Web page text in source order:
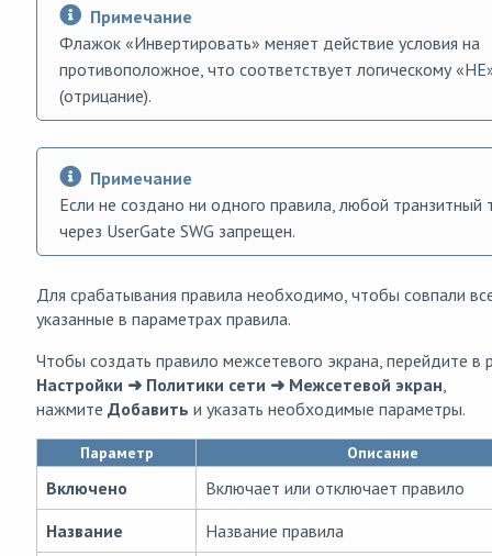
Примечание
Флажок «Инвертировать» меняет действие условия на
противоположное, что соответствует логическому
(отрицание).
Примечание
Если не создано ни одного правила, любой транзитный
через UserGate SWG запрещен.
Для срабатывания правила необходимо, чтобы совпали
указанные в параметрах правила.
Чтобы создать правило межсетевого экрана, перейдите в
Настройки ➜ Политики сети ➜ Межсетевой экран,
нажмите Добавить и указать необходимые параметры.
Параметр Описание
Включено
Включает или отключает правило
Название
Название правила